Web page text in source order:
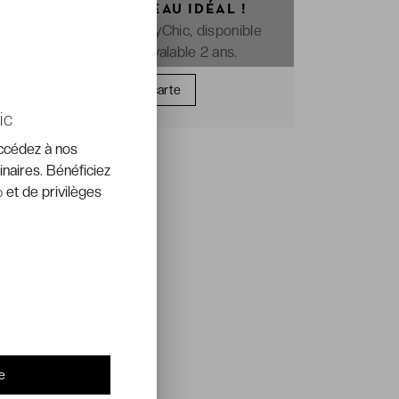
OFFREZ LE CADEAU IDÉAL !
La e-carte cadeau VeryChic, disponible
immédiatement et valable 2 ans.
Offrir une carte
à nos
Bénéficiez
et de privilèges